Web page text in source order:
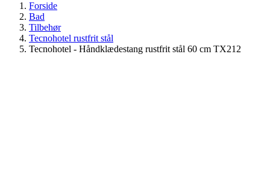
Forside
Bad
Tilbehør
Tecnohotel rustfrit stål
Tecnohotel - Håndklædestang rustfrit stål 60 cm TX212